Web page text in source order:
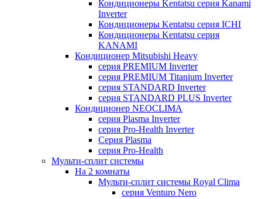
Кондиционеры Kentatsu серия Kanami
Inverter
Кондиционеры Kentatsu серия ICHI
Кондиционеры Kentatsu серия
KANAMI
Кондиционер Mitsubishi Heavy
серия PREMIUM Inverter
серия PREMIUM Titanium Inverter
серия STANDARD Inverter
серия STANDARD PLUS Inverter
Кондиционер NEOCLIMA
серия Plasma Inverter
серия Pro-Health Inverter
Cерия Plasma
серия Pro-Health
Мульти-сплит системы
На 2 комнаты
Мульти-сплит системы Royal Clima
серия Venturo Nero